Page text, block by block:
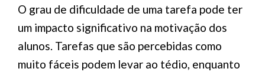
O grau de dificuldade de uma tarefa pode ter
um impacto significativo na motivação dos
alunos. Tarefas que são percebidas como
muito fáceis podem levar ao tédio, enquanto